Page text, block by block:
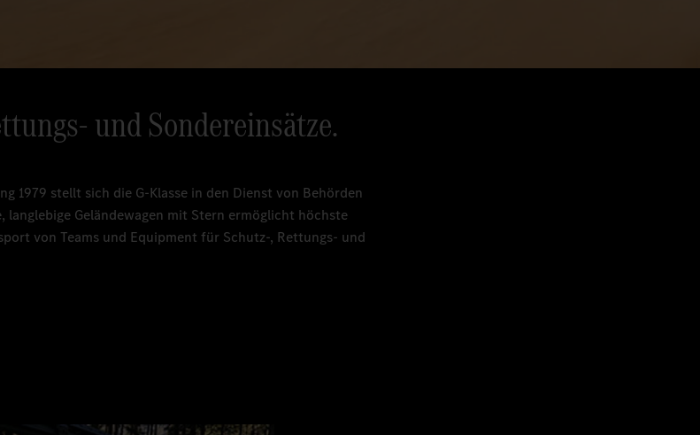
und Sondereinsätze.
1979 stellt sich die G-Klasse in den Dienst von Behörden
Geländewagen mit Stern ermöglicht höchste
von Teams und Equipment für Schutz-, Rettungs- und